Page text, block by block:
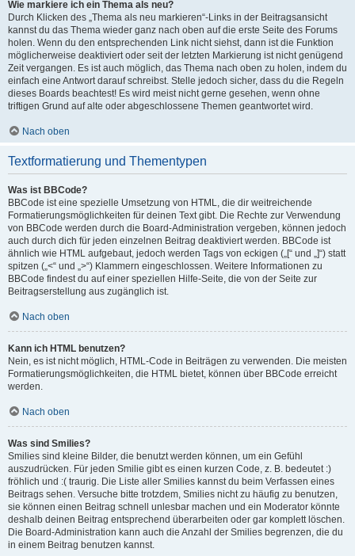
Wie markiere ich ein Thema als neu?
Durch Klicken des „Thema als neu markieren“-Links in der Beitragsansicht
kannst du das Thema wieder ganz nach oben auf die erste Seite des Forums
holen. Wenn du den entsprechenden Link nicht siehst, dann ist die Funktion
möglicherweise deaktiviert oder seit der letzten Markierung ist nicht genügend
Zeit vergangen. Es ist auch möglich, das Thema nach oben zu holen, indem du
einfach eine Antwort darauf schreibst. Stelle jedoch sicher, dass du die Regeln
dieses Boards beachtest! Es wird meist nicht gerne gesehen, wenn ohne
triftigen Grund auf alte oder abgeschlossene Themen geantwortet wird.
Nach oben
Textformatierung und Thementypen
Was ist BBCode?
BBCode ist eine spezielle Umsetzung von HTML, die dir weitreichende
Formatierungsmöglichkeiten für deinen Text gibt. Die Rechte zur Verwendung
von BBCode werden durch die Board-Administration vergeben, können jedoch
auch durch dich für jeden einzelnen Beitrag deaktiviert werden. BBCode ist
ähnlich wie HTML aufgebaut, jedoch werden Tags von eckigen („[“ und „]“) statt
spitzen („<“ und „>“) Klammern eingeschlossen. Weitere Informationen zu
BBCode findest du auf einer speziellen Hilfe-Seite, die von der Seite zur
Beitragserstellung aus zugänglich ist.
Nach oben
Kann ich HTML benutzen?
Nein, es ist nicht möglich, HTML-Code in Beiträgen zu verwenden. Die meisten
Formatierungsmöglichkeiten, die HTML bietet, können über BBCode erreicht
werden.
Nach oben
Was sind Smilies?
Smilies sind kleine Bilder, die benutzt werden können, um ein Gefühl
auszudrücken. Für jeden Smilie gibt es einen kurzen Code, z. B. bedeutet :)
fröhlich und :( traurig. Die Liste aller Smilies kannst du beim Verfassen eines
Beitrags sehen. Versuche bitte trotzdem, Smilies nicht zu häufig zu benutzen,
sie können einen Beitrag schnell unlesbar machen und ein Moderator könnte
deshalb deinen Beitrag entsprechend überarbeiten oder gar komplett löschen.
Die Board-Administration kann auch die Anzahl der Smilies begrenzen, die du
in einem Beitrag benutzen kannst.